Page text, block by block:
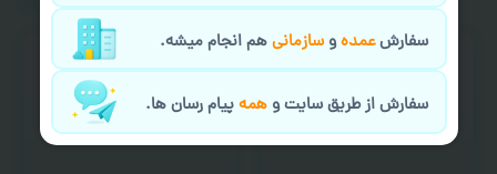
سفارشعمدهوسازمانیهم انجام میشه.
سفارش از طریق سایت وهمهپیام رسان ها.